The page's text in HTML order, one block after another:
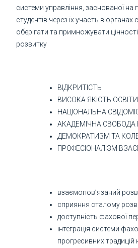
системи управління, заснованої на
студентів через їх участь в
оберігати та примножувати
розвитку
ВІДКРИТІСТЬ
ВИСОКА ЯКІСТЬ
НАЦІОНАЛЬНА
АКАДЕМІЧНА СВОБОДА
ДЕМОКРАТИЗМ ТА
ПРОФЕСІОНАЛІЗМ
взаємопов’язаний
сприяння сталому
доступність фахової
інтеграція системи
прогресивних традицій